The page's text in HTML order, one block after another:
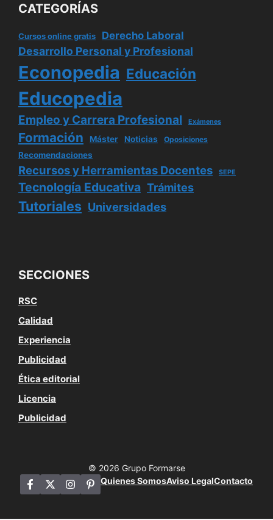
CATEGORÍAS
Cursos online gratis Derecho Laboral
Desarrollo Personal y Profesional
Econopedia Educación
Educopedia
Empleo y Carrera Profesional Exámenes
Formación Máster Noticias Oposiciones
Recomendaciones
Recursos y Herramientas Docentes SEPE
Tecnología Educativa Trámites
Tutoriales Universidades
SECCIONES
RSC
Calidad
Experiencia
Publicidad
Ética editorial
Licencia
Publicidad
© 2026 Grupo Formarse
Quienes SomosAviso LegalContacto